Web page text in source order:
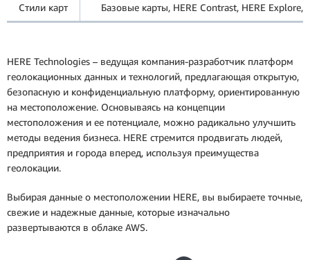
Стили карт Базовые карты, HERE Contrast, HERE Explore,
HERE Technologies – ведущая компания-разработчик платформ
геолокационных данных и технологий, предлагающая открытую,
безопасную и конфиденциальную платформу, ориентированную
на местоположение. Основываясь на концепции
местоположения и ее потенциале, можно радикально улучшить
методы ведения бизнеса. HERE стремится продвигать людей,
предприятия и города вперед, используя преимущества
геолокации.
Выбирая данные о местоположении HERE, вы выбираете точные,
свежие и надежные данные, которые изначально
развертываются в облаке AWS.